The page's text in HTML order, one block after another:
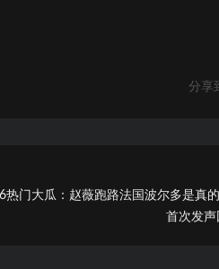
分享
热门大瓜：赵薇跑路法国波尔多是真
首次发声